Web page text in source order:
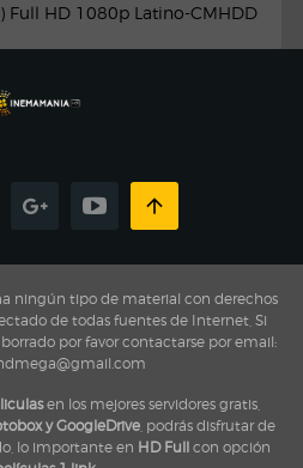
Full HD 1080p Latino-CMHDD
ningún tipo de material con derechos
de todas fuentes de Internet, Si
por favor contactarse por email:
en los mejores servidores gratis,
y GoogleDrive , podrás disfrutar de
lo importante en HD Fullcon opción